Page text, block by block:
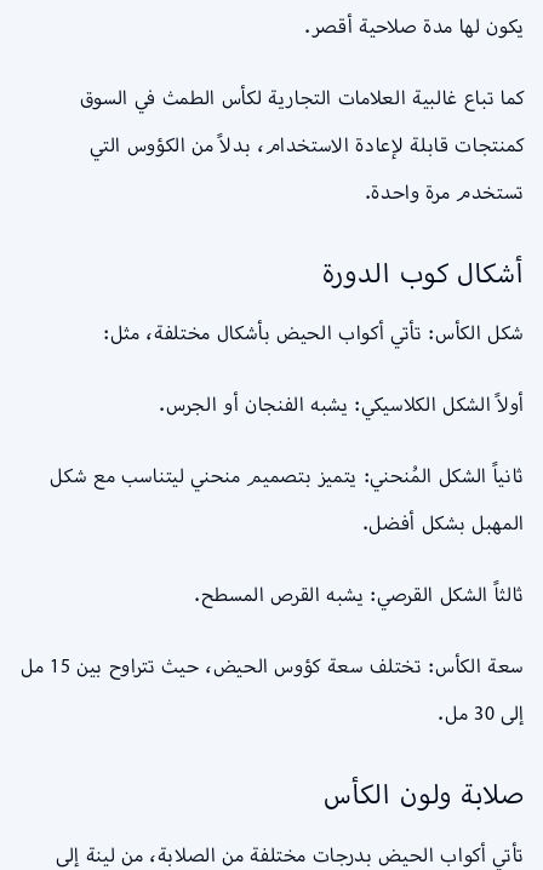
يكون لها مدة صلاحية أقصر.
كما تباع غالبية العلامات التجارية لكأس الطمث في السوق
كمنتجات قابلة لإعادة الاستخدام، بدلاً من الكؤوس التي
تستخدم مرة واحدة.
أشكال كوب الدورة
شكل الكأس: تأتي أكواب الحيض بأشكال مختلفة، مثل:
أولاً الشكل الكلاسيكي: يشبه الفنجان أو الجرس.
ثانياً الشكل المُنحني: يتميز بتصميم منحني ليتناسب مع شكل
المهبل بشكل أفضل.
ثالثاً الشكل القرصي: يشبه القرص المسطح.
سعة الكأس: تختلف سعة كؤوس الحيض، حيث تتراوح بين 15 مل
إلى 30 مل.
صلابة ولون الكأس
تأتي أكواب الحيض بدرجات مختلفة من الصلابة، من لينة إلى